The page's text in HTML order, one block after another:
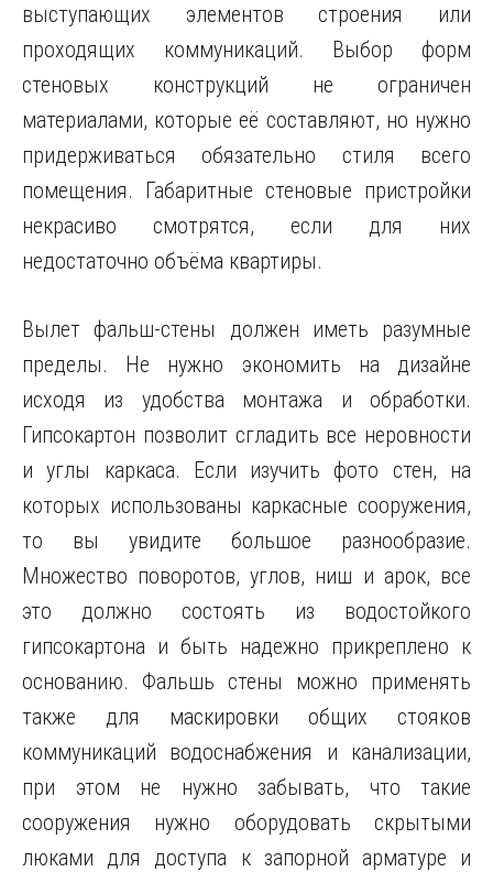
выступающих элементов строения или
проходящих коммуникаций. Выбор форм
стеновых конструкций не ограничен
материалами, которые её составляют, но нужно
придерживаться обязательно стиля всего
помещения. Габаритные стеновые пристройки
некрасиво смотрятся, если для них
недостаточно объёма квартиры.
Вылет фальш-стены должен иметь разумные
пределы. Не нужно экономить на дизайне
исходя из удобства монтажа и обработки.
Гипсокартон позволит сгладить все неровности
и углы каркаса. Если изучить фото стен, на
которых использованы каркасные сооружения,
то вы увидите большое разнообразие.
Множество поворотов, углов, ниш и арок, все
это должно состоять из водостойкого
гипсокартона и быть надежно прикреплено к
основанию. Фальшь стены можно применять
также для маскировки общих стояков
коммуникаций водоснабжения и канализации,
при этом не нужно забывать, что такие
сооружения нужно оборудовать скрытыми
люками для доступа к запорной арматуре и